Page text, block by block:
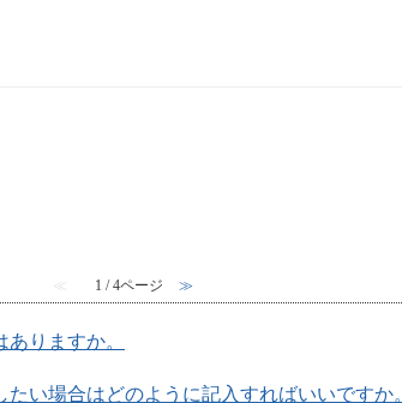
≪ 1 / 4ページ ≫
りますか。
い場合はどのように記入すればいいですか